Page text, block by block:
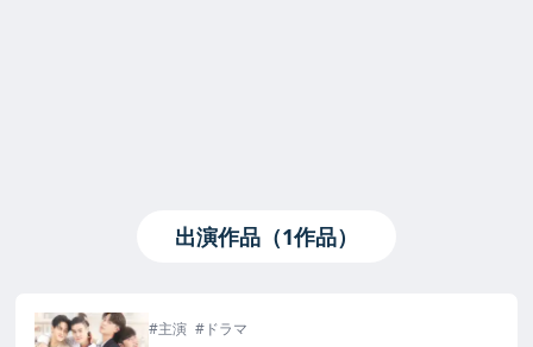
出演作品（1作品）
#主演 #ドラマ